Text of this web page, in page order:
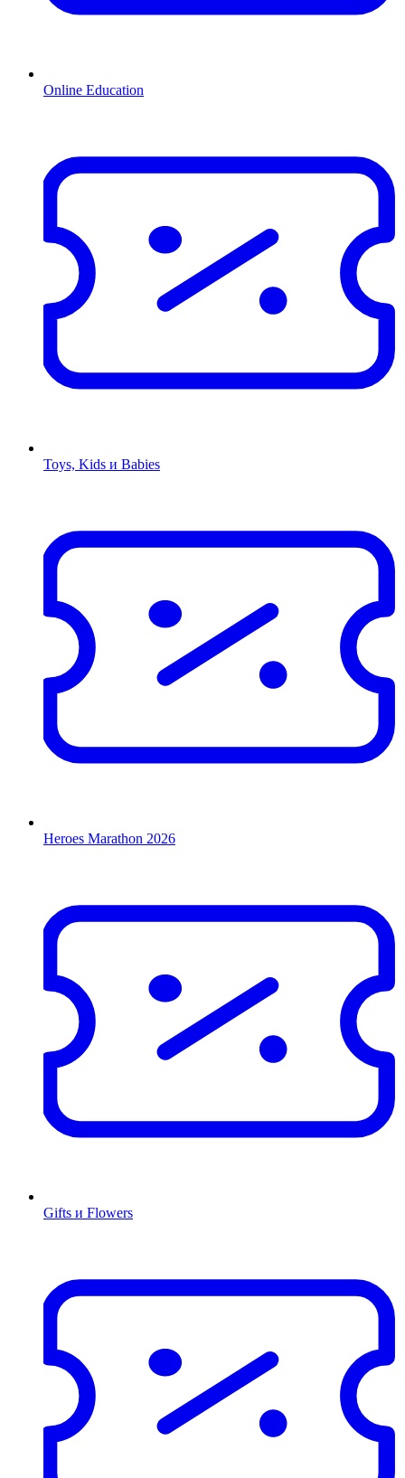
Online Education
Toys, Kids и Babies
Heroes Marathon 2026
Gifts и Flowers